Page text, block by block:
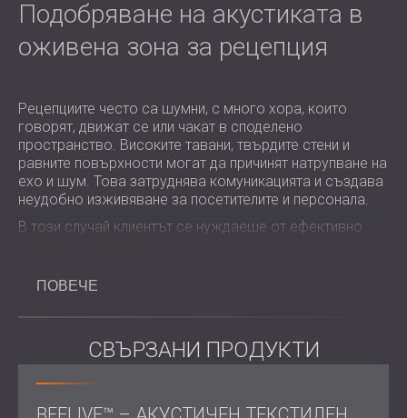
Подобряване на акустиката в
оживена зона за рецепция
Рецепциите често са шумни, с много хора, които
говорят, движат се или чакат в споделено
пространство. Високите тавани, твърдите стени и
равните повърхности могат да причинят натрупване на
ехо и шум. Това затруднява комуникацията и създава
неудобно изживяване за посетителите и персонала.
В този случай клиентът се нуждаеше от ефективно
пространството.
Ключови съображения за
акустичната обработка в
приемните помещения
ПОВЕЧЕ
СВЪРЗАНИ ПРОДУКТИ